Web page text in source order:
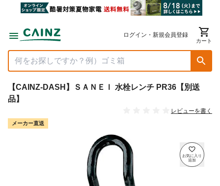
ログイン・新規会員登録
カート
【CAINZ-DASH】ＳＡＮＥＩ 水栓レンチ PR36【別送
品】
レビューを書く
メーカー直送